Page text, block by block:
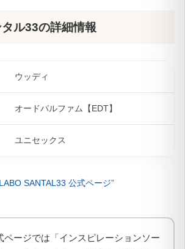
ル33の詳細情報
ウッディ
オードパルファム【EDT】
ユニセックス
SANTAL33 公式ページ”
ページでは「インスピレーションソー